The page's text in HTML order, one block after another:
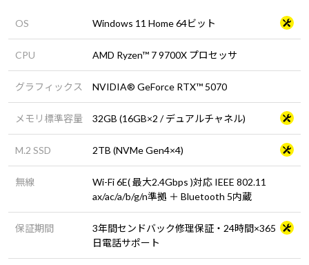
OS Windows 11 Home 64ビット
CPU AMD Ryzen™ 7 9700X プロセッサ
グラフィックス NVIDIA® GeForce RTX™ 5070
メモリ標準容量 32GB (16GB×2 / デュアルチャネル)
M.2 SSD 2TB (NVMe Gen4×4)
無線
Wi-Fi 6E( 最大2.4Gbps )対応 IEEE 802.11
ax/ac/a/b/g/n準拠 ＋ Bluetooth 5内蔵
保証期間
3年間センドバック修理保証・24時間×365
日電話サポート